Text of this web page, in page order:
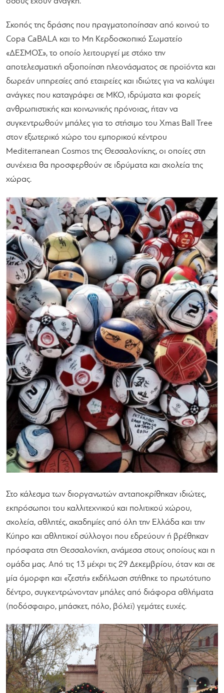
Σκοπός της δράσης που πραγματοποίησαν από κοινού το
Copa CaBALA και το Μη Κερδοσκοπικό Σωματείο
«ΔΕΣΜΟΣ», το οποίο λειτουργεί με στόχο την
αποτελεσματική αξιοποίηση πλεονάσματος σε προϊόντα και
δωρεάν υπηρεσίες από εταιρείες και ιδιώτες για να καλύψει
ανάγκες που καταγράφει σε ΜΚΟ, ιδρύματα και φορείς
ανθρωπιστικής και κοινωνικής πρόνοιας, ήταν να
συγκεντρωθούν μπάλες για το στήσιμο του Xmas Ball Tree
στον εξωτερικό χώρο του εμπορικού κέντρου
Mediterranean Cosmos της Θεσσαλονίκης, οι οποίες στη
συνέχεια θα προσφερθούν σε ιδρύματα και σχολεία της
χώρας.
Στο κάλεσμα των διοργανωτών ανταποκρίθηκαν ιδιώτες,
εκπρόσωποι του καλλιτεχνικού και πολιτικού χώρου,
σχολεία, αθλητές, ακαδημίες από όλη την Ελλάδα και την
Κύπρο και αθλητικοί σύλλογοι που εδρεύουν ή βρέθηκαν
πρόσφατα στη Θεσσαλονίκη, ανάμεσα στους οποίους και η
ομάδα μας. Από τις 13 μέχρι τις 29 Δεκεμβρίου, όταν και σε
μία όμορφη και «ζεστή» εκδήλωση στήθηκε το πρωτότυπο
δέντρο, συγκεντρώνονταν μπάλες από διάφορα αθλήματα
(ποδόσφαιρο, μπάσκετ, πόλο, βόλεϊ) γεμάτες ευχές.